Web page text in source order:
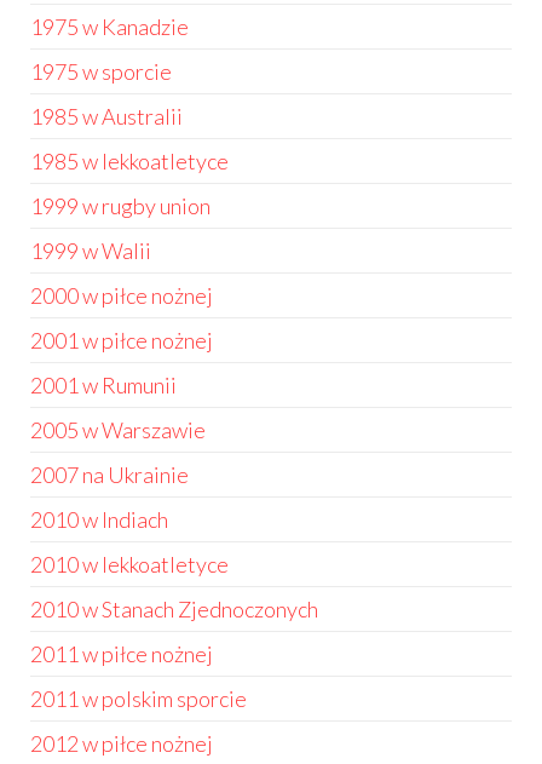
1975 w Kanadzie
1975 w sporcie
1985 w Australii
1985 w lekkoatletyce
1999 w rugby union
1999 w Walii
2000 w piłce nożnej
2001 w piłce nożnej
2001 w Rumunii
2005 w Warszawie
2007 na Ukrainie
2010 w Indiach
2010 w lekkoatletyce
2010 w Stanach Zjednoczonych
2011 w piłce nożnej
2011 w polskim sporcie
2012 w piłce nożnej